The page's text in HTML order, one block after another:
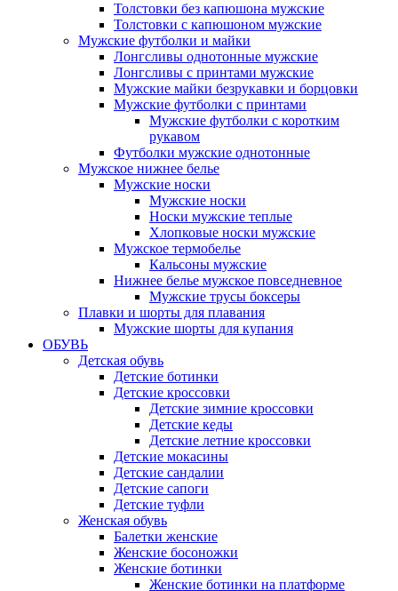
Толстовки без капюшона мужские
Толстовки с капюшоном мужские
Мужские футболки и майки
Лонгсливы однотонные мужские
Лонгсливы с принтами мужские
Мужские майки безрукавки и борцовки
Мужские футболки с принтами
Мужские футболки с коротким
рукавом
Футболки мужские однотонные
Мужское нижнее белье
Мужские носки
Мужские носки
Носки мужские теплые
Хлопковые носки мужские
Мужское термобелье
Кальсоны мужские
Нижнее белье мужское повседневное
Мужские трусы боксеры
Плавки и шорты для плавания
Мужские шорты для купания
ОБУВЬ
Детская обувь
Детские ботинки
Детские кроссовки
Детские зимние кроссовки
Детские кеды
Детские летние кроссовки
Детские мокасины
Детские сандалии
Детские сапоги
Детские туфли
Женская обувь
Балетки женские
Женские босоножки
Женские ботинки
Женские ботинки на платформе